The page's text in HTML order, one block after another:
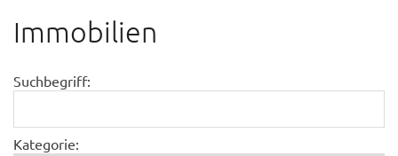
Immobilien
Suchbegriff:
Kategorie: